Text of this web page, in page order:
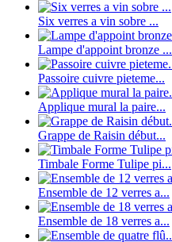
Six verres a vin sobre ...
Lampe d'appoint bronze ...
Passoire cuivre pieteme...
Applique mural la paire...
Grappe de Raisin début...
Timbale Forme Tulipe pi...
Ensemble de 12 verres a...
Ensemble de 18 verres a...